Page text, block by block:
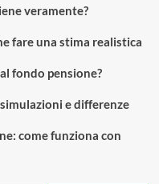
veramente?
fare una stima realistica
fondo pensione?
e differenze
come funziona con